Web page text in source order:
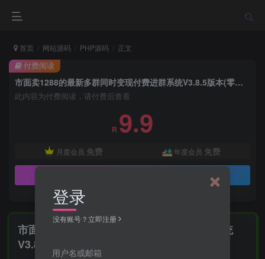
首页 网站源码 PHP源码 正文
市面卖1288的最新多群同时变现付费进群系统V3.8.5版本(零基础可搭建+源码)
此内容为付费阅读，请付费后查看
R 9.9
月度会员 免费 年度会员 免费
付费阅读
市面卖1288的最新多群同时变现付费进群系统
V3.8.5版本(零基础可搭建+源码)
登录
没有账号？立即注册
用户名或邮箱